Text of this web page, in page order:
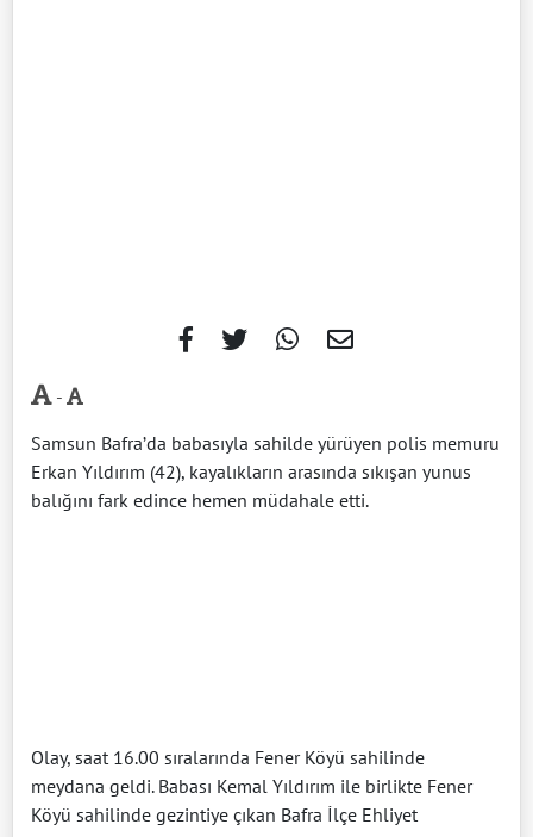
-
Samsun Bafra’da babasıyla sahilde yürüyen polis memuru
Erkan Yıldırım (42), kayalıkların arasında sıkışan yunus
balığını fark edince hemen müdahale etti.
Olay, saat 16.00 sıralarında Fener Köyü sahilinde
meydana geldi. Babası Kemal Yıldırım ile birlikte Fener
Köyü sahilinde gezintiye çıkan Bafra İlçe Ehliyet